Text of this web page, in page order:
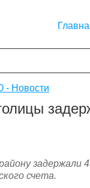
Новости
задержали
счета.